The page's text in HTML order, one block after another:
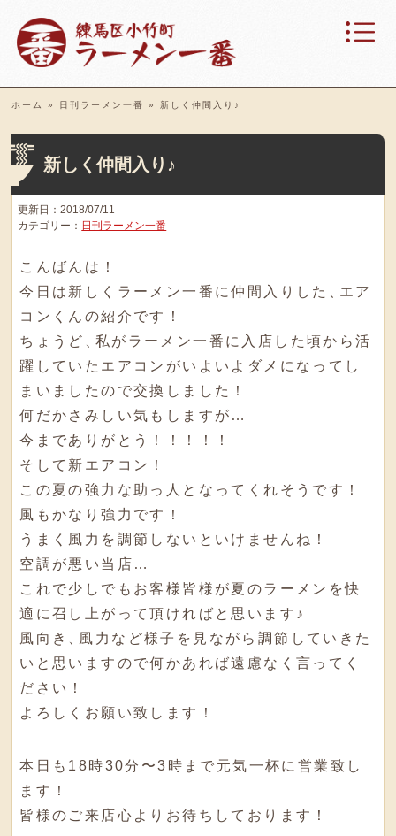
ホーム » 日刊ラーメン一番 » 新しく仲間入り♪
新しく仲間入り♪
更新日：2018/07/11
カテゴリー： 日刊ラーメン一番
こんばんは！
今日は新しくラーメン一番に仲間入りした
、エア
コンくんの紹介です！
ちょうど
、私がラーメン一番に入店した頃から活
躍していたエアコンがいよいよダメになってし
まいましたので交換しました！
何だかさみしい気もしますが…
今までありがとう！！！！！
そして新エアコン！
この夏の強力な助っ人となってくれそうです！
風もかなり強力です！
うまく風力を調節しないといけませんね！
空調が悪い当店…
これで少しでもお客様皆様が夏のラーメンを快
適に召し上がって頂ければと思います♪
風向き
、風力など様子を見ながら調節していきた
いと思いますので何かあれば遠慮なく言ってく
ださい！
よろしくお願い致します！
本日も18時30分〜3時まで元気一杯に営業致し
ます！
皆様のご来店心よりお待ちしております！